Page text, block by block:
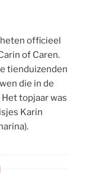
heten officieel
of Caren.
tienduizenden
die in de
Het topjaar was
Karin